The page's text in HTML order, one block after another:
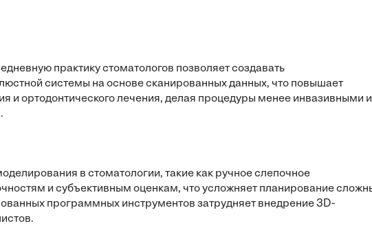
практику стоматологов позволяет создавать
системы на основе сканированных данных, что повышает
и ортодонтического лечения, делая процедуры менее инвазивными и
в стоматологии, такие как ручное слепочное
и субъективным оценкам, что усложняет планирование
программных инструментов затрудняет внедрение 3D-